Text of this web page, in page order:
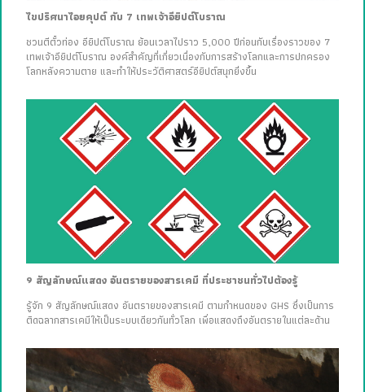
ไขปริศนาไอยคุปต์ กับ 7 เทพเจ้าอียิปต์โบราณ
ชวนตีตั๋วท่อง อียิปต์โบราณ ย้อนเวลาไปราว 5,000 ปีก่อนกับเรื่องราวของ 7
เทพเจ้าอียิปต์โบราณ องค์สำคัญที่เกี่ยวเนื่องกับการสร้างโลกและการปกครอง
โลกหลังความตาย และทำให้ประวัติศาสตร์อียิปต์สนุกยิ่งขึ้น
9 สัญลักษณ์แสดง อันตรายของสารเคมี ที่ประชาชนทั่วไปต้องรู้
รู้จัก 9 สัญลักษณ์แสดง อันตรายของสารเคมี ตามกำหนดของ GHS ซึ่งเป็นการ
ติดฉลากสารเคมีให้เป็นระบบเดียวกันทั่วโลก เพื่อแสดงถึงอันตรายในแต่ละด้าน